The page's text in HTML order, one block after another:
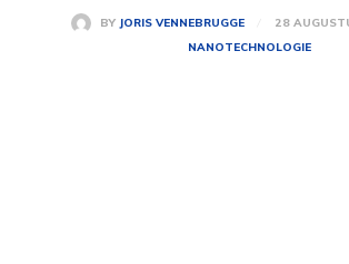
BY JORIS VENNEBRUGGE
28
NANOTECHNOLOGIE